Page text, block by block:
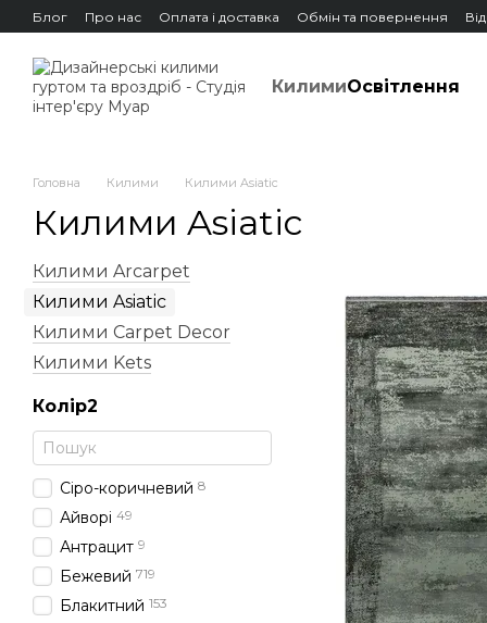
Перейти до основного контенту
Блог Про нас Оплата і доставка Обмін та повернення
КилимиОсвітлення
Головна Килими Килими Asiatic
Килими Asiatic
Килими Arcarpet
Килими Asiatic
Килими Carpet Decor
Килими Kets
Колір2
Сіро-коричневий 8
Айворі 49
Антрацит 9
Бежевий 719
Блакитний 153